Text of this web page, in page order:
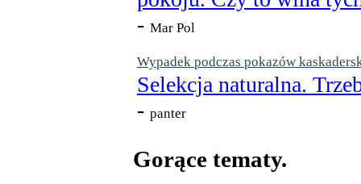
- Mar Pol
Wypadek podczas pokazów
Selekcja naturalna.
- panter
Gorące tematy.